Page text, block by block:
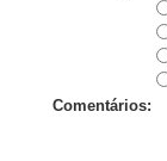
Comentários: